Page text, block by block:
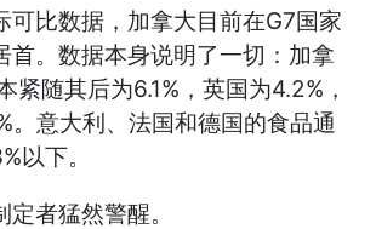
可比数据，加拿大目前在G7国家
首。数据本身说明了一切：加拿
紧随其后为6.1%，英国为4.2%，
。意大利、法国和德国的食品通
以下。
者猛然警醒。